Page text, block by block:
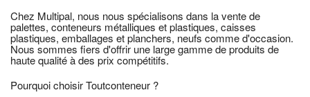
Chez Multipal, nous nous spécialisons dans la vente de
palettes, conteneurs métalliques et plastiques, caisses
plastiques, emballages et planchers, neufs comme d'occasion.
Nous sommes fiers d'offrir une large gamme de produits de
haute qualité à des prix compétitifs.
Pourquoi choisir Toutconteneur ?